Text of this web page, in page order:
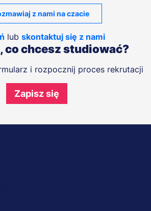
z nami na czacie
lub skontaktuj się z nami
co chcesz studiować?
i rozpocznij proces rekrutacji
Zapisz się